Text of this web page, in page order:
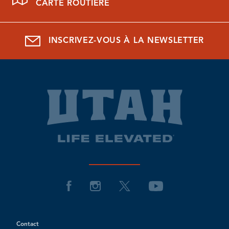
CARTE ROUTIÈRE
INSCRIVEZ-VOUS À LA NEWSLETTER
Contact